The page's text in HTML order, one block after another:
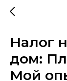
Налог
дом:
Мой